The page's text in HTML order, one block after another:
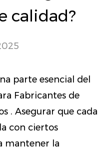
calidad?
parte esencial del
Fabricantes de
. Asegurar que cada
con ciertos
mantener la